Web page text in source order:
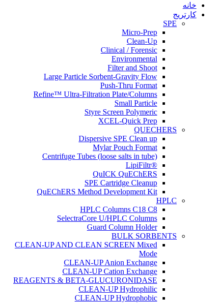
خانه
کارتریج
SPE
Micro-Prep
Clean-Up
Clinical / Forensic
Environmental
Filter and Shoot
Large Particle Sorbent-Gravity Flow
Push-Thru Format
Refine™ Ultra-Filtration Plate/Columns
Small Particle
Styre Screen Polymeric
XCEL-Quick Prep
QUECHERS
Dispersive SPE Clean up
Mylar Pouch Format
Centrifuge Tubes (loose salts in tube)
®LipiFiltr
QuICK QuEChERS
SPE Cartridge Cleanup
QuEChERS Method Development Kit
HPLC
HPLC Columns C18 C8
SelectraCore U/HPLC Columns
Guard Column Holder
BULK SORBENTS
CLEAN-UP AND CLEAN SCREEN Mixed
Mode
CLEAN-UP Anion Exchange
CLEAN-UP Cation Exchange
REAGENTS & BETA-GLUCURONIDASE
CLEAN-UP Hydrophilic
CLEAN-UP Hydrophobic